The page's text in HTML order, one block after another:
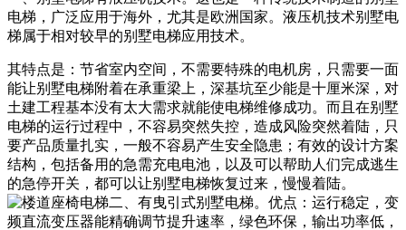
电梯，广泛应用于海外，尤其是欧洲国家。液压机技术别墅电
梯属于相对较早的别墅电梯应用技术。
其特点是：节省室内空间，不需要特殊的电机房，只需要一面
能让别墅电梯附着在承重梁上，深基坑至少能是十厘米深，对
土建工程基本没有太大需求就能使电梯维修成功。而且在别墅
电梯的运行过程中，不容易突然失控，造成风险突然着陆，只
要产品质量扎实，一般不容易产生安全隐患；有效的设计方案
结构，包括备用的急需充电电池，以及可以帮助人们完成逃生
的急停开关，都可以让别墅电梯恢复过来，慢慢着陆。
二、有曳引式别墅电梯。优点：运行稳定，变
频直流变压器能精确调节提升速率，绿色环保，输出功率低，